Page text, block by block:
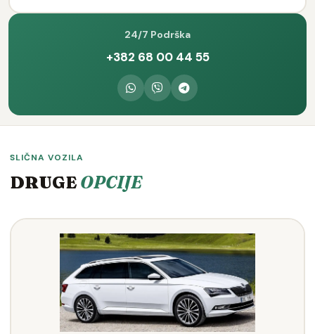
24/7 Podrška
+382 68 00 44 55
SLIČNA VOZILA
DRUGE OPCIJE